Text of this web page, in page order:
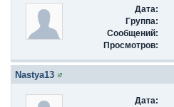
Дата:
Группа:
Сообщений:
Просмотров:
Nastya13
Дата: